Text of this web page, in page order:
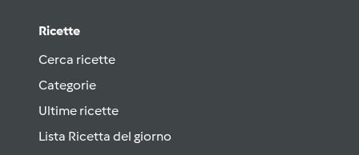
Ricette
Cerca ricette
Categorie
Ultime ricette
Lista Ricetta del giorno